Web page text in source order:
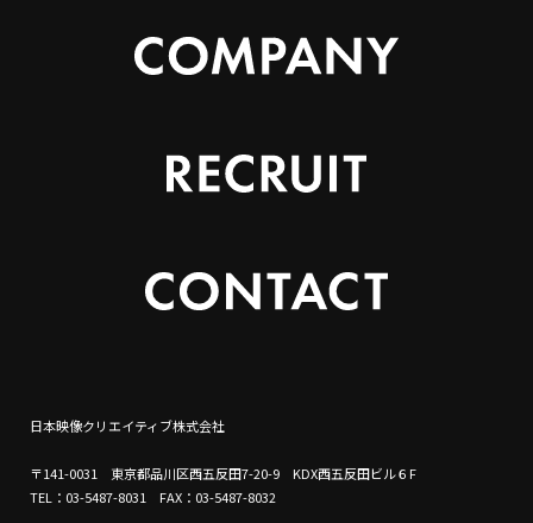
日本映像クリエイティブ株式会社
〒141-0031 東京都品川区西五反田7-20-9 KDX西五反田ビル６F
TEL：03-5487-8031 FAX：03-5487-8032